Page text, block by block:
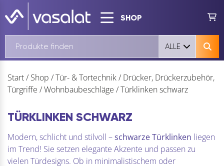
SHOP
ALLE
Start/ Shop /Tür- & Tortechnik/ Drücker, Drückerzubehör,
Türgriffe /Wohnbaubeschläge /Türklinken schwarz
TÜRKLINKEN SCHWARZ
Modern, schlicht und stilvoll –schwarze Türklinken liegen
im Trend! Sie setzen elegante Akzente und passen zu
vielen Türdesigns. Ob in minimalistischem oder